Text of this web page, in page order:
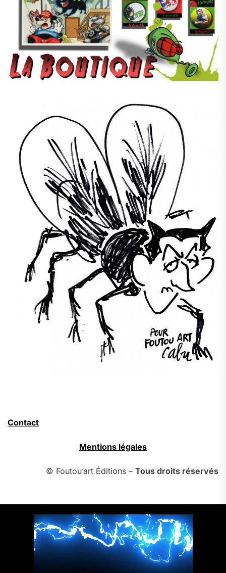
Contact
Mentions légales
© Foutou’art Éditions – Tous droits réservés